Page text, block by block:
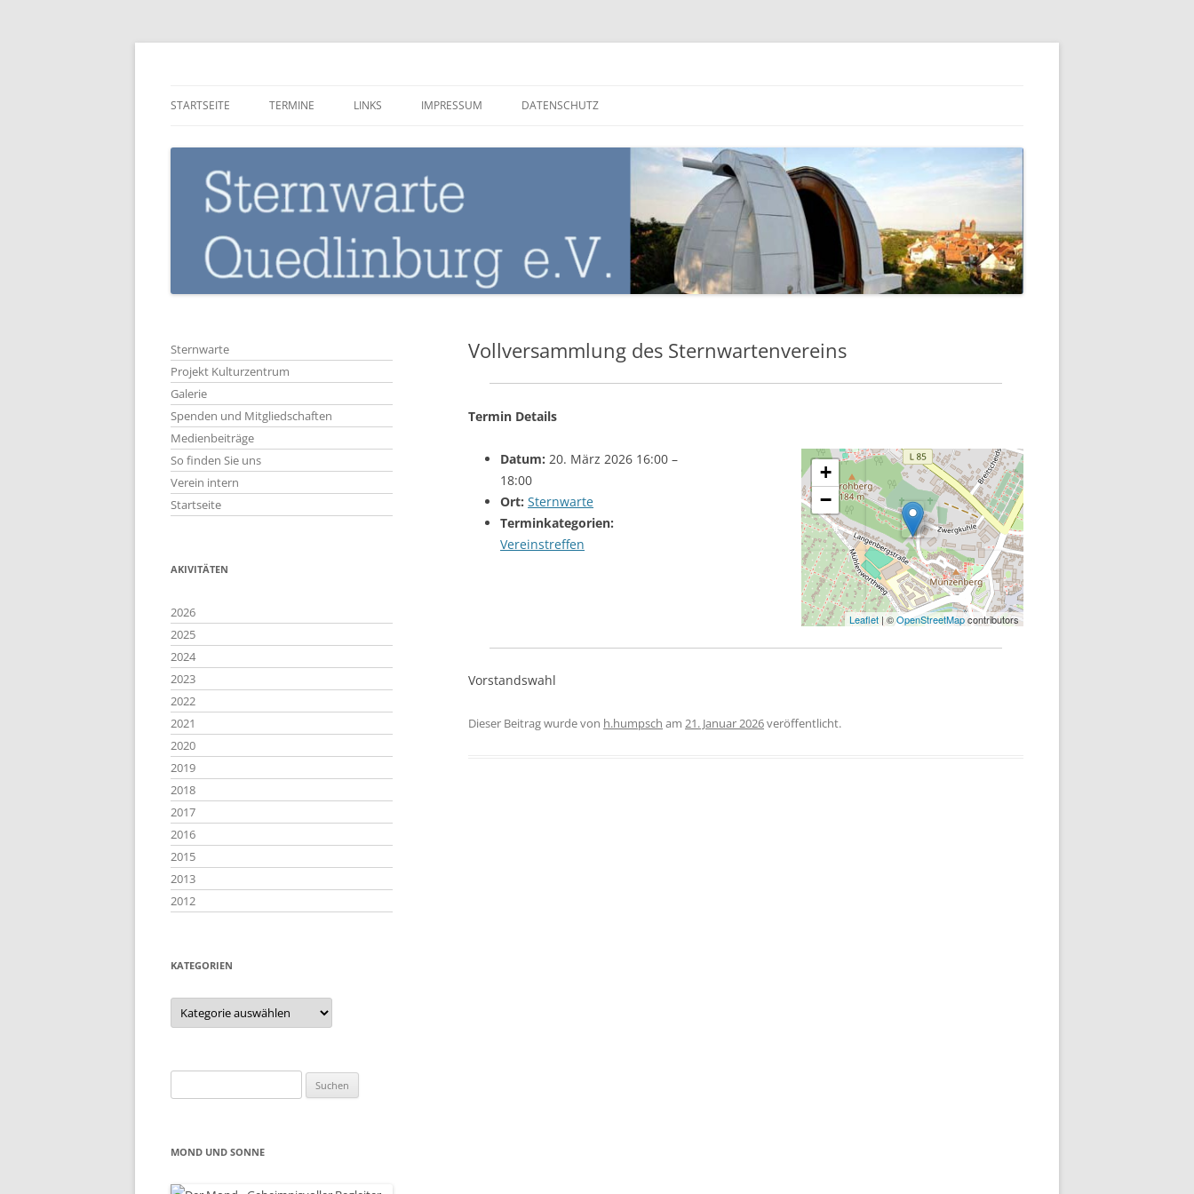
Zum
STARTSEITE TERMINE LINKS IMPRESSUM DATENSCHUTZ
Vollversammlung des Sternwartenvereins
Termin Details
Datum: 20. März 2026 16:00 –
18:00
Ort: Sternwarte
Terminkategorien:
Vereinstreffen
+
−
Leaflet | ©OpenStreetMapcontributors
Vorstandswahl
Dieser Beitrag wurdevon h.humpsch am 21. Januar 2026veröffentlicht.
Sternwarte
Projekt Kulturzentrum
Galerie
Spenden und Mitgliedschaften
Medienbeiträge
So finden Sie uns
Verein intern
Startseite
AKIVITÄTEN
2026
2025
2024
2023
2022
2021
2020
2019
2018
2017
2016
2015
2013
2012
KATEGORIEN
Kategorien
nach:
MOND UND SONNE